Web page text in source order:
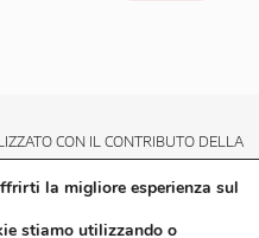
CON IL CONTRIBUTO DELLA
la migliore esperienza sul
stiamo utilizzando o